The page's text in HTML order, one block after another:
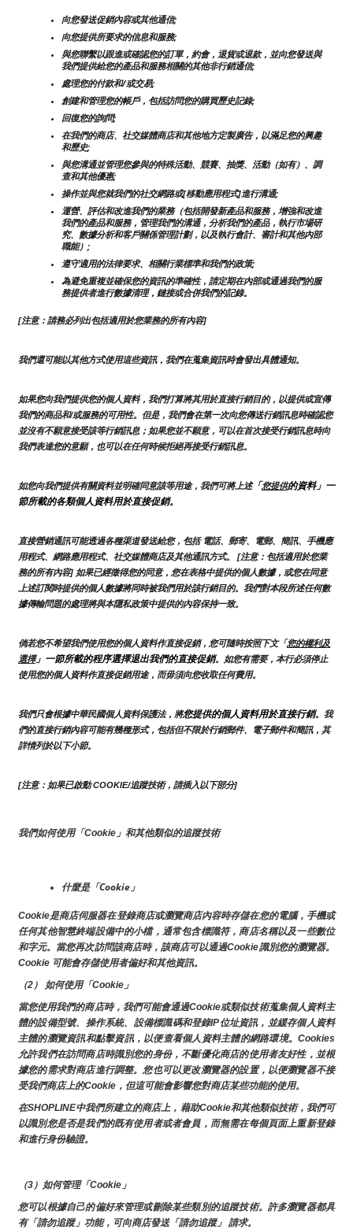
向您發送促銷內容或其他通信;
向您提供所要求的信息和服務;
與您聯繫以跟進或確認您的訂單，約會，退貨或退款，並向您發送與
我們提供給您的產品和服務相關的其他非行銷通信;
處理您的付款和/或交易;
創建和管理您的帳戶，包括訪問您的購買歷史記錄;
回復您的詢問;
在我們的商店、社交媒體商店和其他地方定製廣告，以滿足您的興趣
和歷史;
與您溝通並管理您參與的特殊活動、競賽、抽獎、活動（如有）、調
查和其他優惠;
操作並與您就我們的社交網路或[移動應用程式]進行溝通;
運營、評估和改進我們的業務（包括開發新產品和服務，增強和改進
我們的產品和服務，管理我們的溝通，分析我們的產品，執行市場研
究、數據分析和客戶關係管理計劃，以及執行會計、審計和其他內部
職能）;
遵守適用的法律要求、相關行業標準和我們的政策;
為避免重複並確保您的資訊的準確性，請定期在內部或通過我們的服
務提供者進行數據清理，鏈接或合併我們的記錄。
[注意：請務必列出包括適用於您業務的所有內容]
我們還可能以其他方式使用這些資訊，我們在蒐集資訊時會發出具體通知。
如果您向我們提供您的個人資料，我們打算將其用於直接行銷目的，以提供或宣傳
我們的商品和/或服務的可用性。但是，我們會在第一次向您傳送行銷訊息時確認您
並沒有不願意接受該等行銷訊息；如果您並不願意，可以在首次接受行銷訊息時向
我們表達您的意願，也可以在任何時候拒絕再接受行銷訊息。
如您向我們提供有關資料並明確同意該等用途，我們可將上述「您提供的資料」一
節所載的各類個人資料用於直接促銷。
直接營銷通訊可能透過各種渠道發送給您，包括 電話、郵寄、電郵、簡訊、手機應
用程式、網路應用程式、社交媒體商店及其他通訊方式。 [注意：包括適用於您業
務的所有內容] 如果已經徵得您的同意，您在表格中提供的個人數據，或您在同意
上述訂閱時提供的個人數據將同時被我們用於該行銷目的。我們對本段所述任何數
據傳輸問題的處理將與本隱私政策中提供的內容保持一致。
倘若您不希望我們使用您的個人資料作直接促銷，您可隨時按照下文「您的權利及
選擇」一節所載的程序選擇退出我們的直接促銷。如您有需要，本行必須停止
使用您的個人資料作直接促銷用途，而毋須向您收取任何費用。
我們只會根據中華民國個人資料保護法，將您提供的個人資料用於直接行銷。我
們的直接行銷內容可能有幾種形式，包括但不限於行銷郵件、電子郵件和簡訊，其
詳情列於以下小節。
[注意：如果已啟動 COOKIE/追蹤技術，請插入以下部分]
我們如何使用「Cookie」和其他類似的追蹤技術
什麼是「Cookie」
Cookie是商店伺服器在登錄商店或瀏覽商店內容時存儲在您的電腦，手機或
任何其他智慧終端設備中的小檔，通常包含標識符，商店名稱以及一些數位
和字元。當您再次訪問該商店時，該商店可以通過Cookie識別您的瀏覽器。
Cookie 可能會存儲使用者偏好和其他資訊。
（2） 如何使用「Cookie」
當您使用我們的商店時，我們可能會通過Cookie或類似技術蒐集個人資料主
體的設備型號、操作系統、設備標識碼和登錄IP位址資訊，並緩存個人資料
主體的瀏覽資訊和點擊資訊，以便查看個人資料主體的網路環境。Cookies
允許我們在訪問商店時識別您的身份，不斷優化商店的使用者友好性，並根
據您的需求對商店進行調整。您也可以更改瀏覽器的設置，以便瀏覽器不接
受我們商店上的Cookie，但這可能會影響您對商店某些功能的使用。
在SHOPLINE中我們所建立的商店上，藉助Cookie和其他類似技術，我們可
以識別您是否是我們的既有使用者或者會員，而無需在每個頁面上重新登錄
和進行身份驗證。
（3）如何管理「Cookie」
您可以根據自己的偏好來管理或刪除某些類別的追蹤技術。許多瀏覽器都具
有「請勿追蹤」功能，可向商店發送「請勿追蹤」 請求。